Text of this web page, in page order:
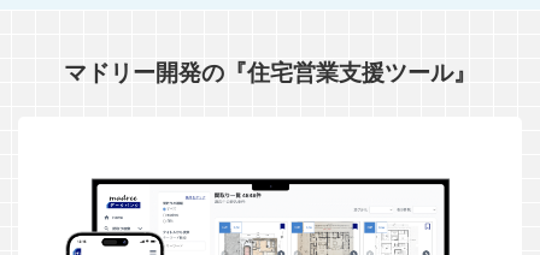
マドリー開発の『住宅営業支援ツール』